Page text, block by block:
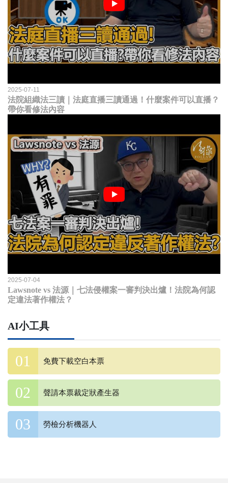
2025-07-11
法院組織法三讀｜法庭直播三讀通過！什麼案件可以直播？
帶你看修法內容
2025-07-04
Lawsnote vs 法源｜七法侵權案一審判決出爐！法院為何認
定違法著作權法？
AI小工具
免費下載空白本票
聲請本票裁定狀產生器
勞檢分析機器人